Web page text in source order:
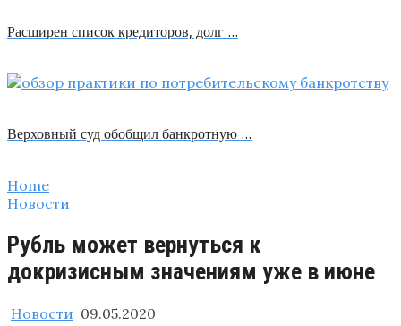
Расширен список кредиторов, долг …
Верховный суд обобщил банкротную …
Home
Новости
Рубль может вернуться к
докризисным значениям уже в июне
Новости 09.05.2020